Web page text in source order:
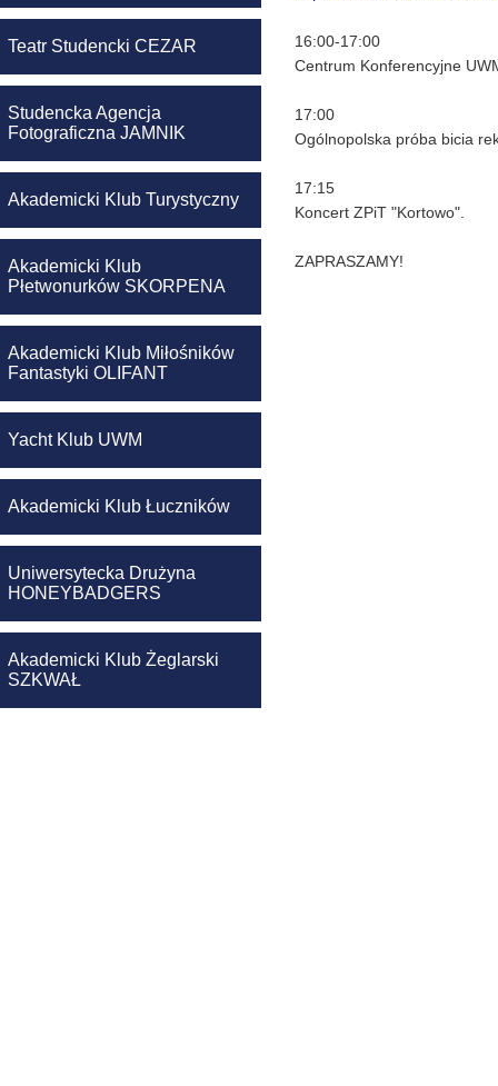
Teatr Studencki CEZAR
Studencka Agencja
Fotograficzna JAMNIK
Akademicki Klub Turystyczny
Akademicki Klub
Płetwonurków SKORPENA
Akademicki Klub Miłośników
Fantastyki OLIFANT
Yacht Klub UWM
Akademicki Klub Łuczników
Uniwersytecka Drużyna
HONEYBADGERS
Akademicki Klub Żeglarski
SZKWAŁ
16:00-17:00
Centrum Konferencyjne
17:00
Ogólnopolska próba bicia
17:15
Koncert ZPiT "Kortowo".
ZAPRASZAMY!